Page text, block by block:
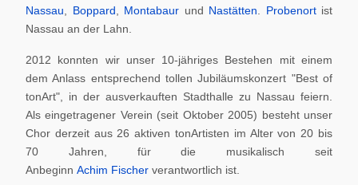
Nassau
Boppard Montabaur und Nastätten Probenortist
Nassau an der Lahn.
2012 konnten wir unser 10-jähriges Bestehen mit einem
dem Anlass entsprechend tollen Jubiläumskonzert "Best of
tonArt", in der ausverkauften Stadthalle zu Nassau feiern.
Als eingetragener Verein (seit Oktober 2005) besteht unser
Chor derzeit aus 26 aktiven tonArtisten im Alter von 20 bis
70 Jahren, für die musikalisch seit
Anbeginn Achim Fischer verantwortlich ist.